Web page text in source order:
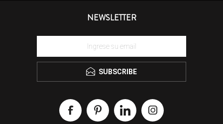
NEWSLETTER
SUBSCRIBE